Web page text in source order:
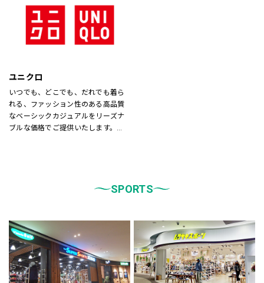
心地よさや好感を大切にした
“Good Feeling Wear”で
ともに生きよう
ユニクロ
いつでも、どこでも、だれでも着ら
れる、ファッション性のある高品質
なベーシックカジュアルをリーズナ
ブルな価格でご提供いたします。
などをゾーンに分けて配置し、広
す。
どうぞご来店ください。
SPORTS